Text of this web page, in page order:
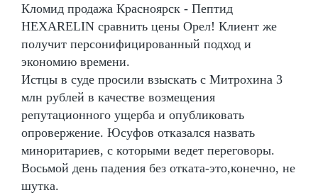
Кломид продажа Красноярск - Пептид
HEXARELIN сравнить цены Орел! Клиент же
получит персонифицированный подход и
экономию времени.
Истцы в суде просили взыскать с Митрохина 3
млн рублей в качестве возмещения
репутационного ущерба и опубликовать
опровержение. Юсуфов отказался назвать
миноритариев, с которыми ведет переговоры.
Восьмой день падения без отката-это,конечно, не
шутка.